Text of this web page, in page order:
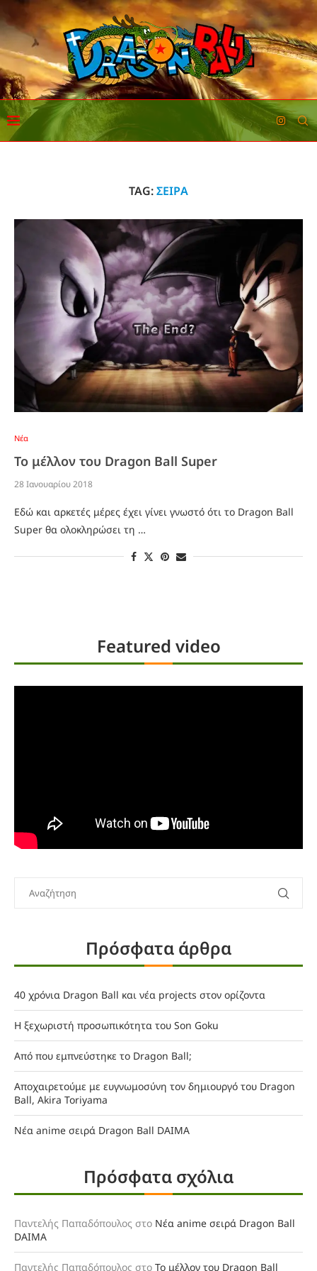
TAG:ΣΕΙΡΑ
Νέα
Το μέλλον του Dragon Ball Super
28 Ιανουαρίου 2018
Εδώ και αρκετές μέρες έχει γίνει γνωστό ότι το Dragon Ball
Super θα ολοκληρώσει τη …
Featured video
Πρόσφατα άρθρα
40 χρόνια Dragon Ball και νέα projects στον ορίζοντα
Η ξεχωριστή προσωπικότητα του Son Goku
Από που εμπνεύστηκε το Dragon Ball;
Αποχαιρετούμε με ευγνωμοσύνη τον δημιουργό του Dragon
Ball, Akira Toriyama
Νέα anime σειρά Dragon Ball DAIMA
Πρόσφατα σχόλια
Παντελής Παπαδόπουλος στο Νέα anime σειρά Dragon Ball
DAIMA
Παντελής Παπαδόπουλος στο Το μέλλον του Dragon Ball